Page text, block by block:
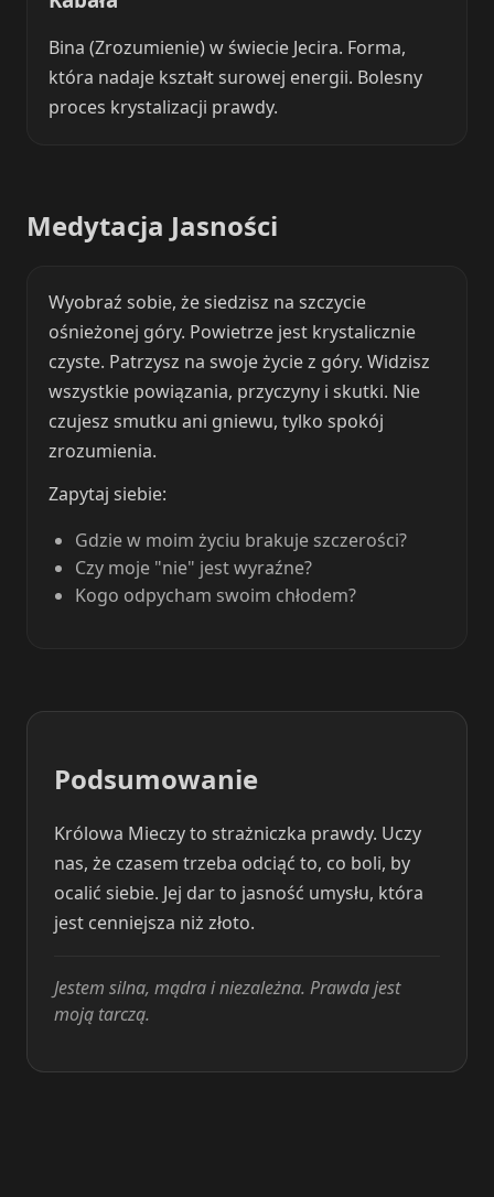
Bina (Zrozumienie) w świecie Jecira. Forma,
która nadaje kształt surowej energii. Bolesny
proces krystalizacji prawdy.
Medytacja Jasności
Wyobraź sobie, że siedzisz na szczycie
ośnieżonej góry. Powietrze jest krystalicznie
czyste. Patrzysz na swoje życie z góry. Widzisz
wszystkie powiązania, przyczyny i skutki. Nie
czujesz smutku ani gniewu, tylko spokój
zrozumienia.
Zapytaj siebie:
Gdzie w moim życiu brakuje szczerości?
Czy moje "nie" jest wyraźne?
Kogo odpycham swoim chłodem?
Podsumowanie
Królowa Mieczy to strażniczka prawdy. Uczy
nas, że czasem trzeba odciąć to, co boli, by
ocalić siebie. Jej dar to jasność umysłu, która
jest cenniejsza niż złoto.
Jestem silna, mądra i niezależna. Prawda jest
moją tarczą.